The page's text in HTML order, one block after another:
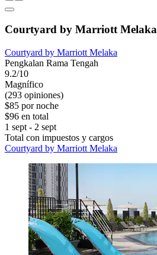
Courtyard by Marriott Melaka
Courtyard by Marriott Melaka
Pengkalan Rama Tengah
9.2/10
Magnífico
(293 opiniones)
$85 por noche
$96 en total
1 sept - 2 sept
Total con impuestos y cargos
Courtyard by Marriott Melaka